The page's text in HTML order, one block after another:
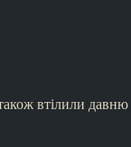
втілили давню